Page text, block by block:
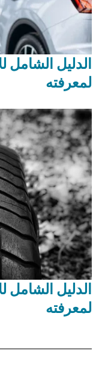
الدليل الشامل
لمعرفته
الدليل الشامل
لمعرفته